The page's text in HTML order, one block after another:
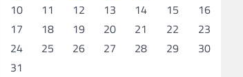
10
11 12 13 14 15
16
17
18 19 20 21 22
23
24
25 26 27 28 29
30
31